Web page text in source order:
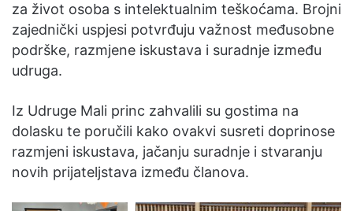
za život osoba s intelektualnim teškoćama. Brojni
zajednički uspjesi potvrđuju važnost međusobne
podrške, razmjene iskustava i suradnje između
udruga.
Iz Udruge Mali princ zahvalili su gostima na
dolasku te poručili kako ovakvi susreti doprinose
razmjeni iskustava, jačanju suradnje i stvaranju
novih prijateljstava između članova.